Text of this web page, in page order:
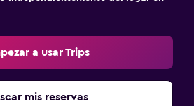
a usar Trips
mis reservas